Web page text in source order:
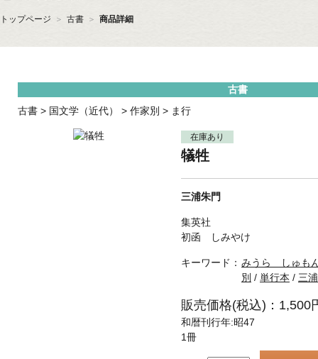
トップページ ＞ 古書 ＞ 商品詳細
古書
古書 > 国文学（近代） > 作家別 > ま行
在庫あり
犠牲
三浦朱門
集英社
初函 しみやけ
キーワード： みうら しゅも
別 / 単行本 / 三
販売価格(税込)：1,500
和暦刊行年:昭47
1冊